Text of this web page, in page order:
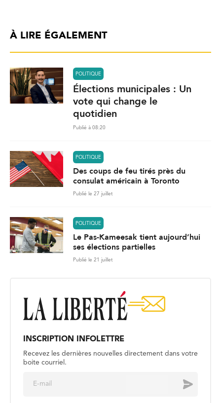
À LIRE ÉGALEMENT
POLITIQUE
Élections municipales : Un
vote qui change le
quotidien
Publié à 08:20
POLITIQUE
Des coups de feu tirés près du
consulat américain à Toronto
Publié le 27 juillet
POLITIQUE
Le Pas-Kameesak tient aujourd’hui
ses élections partielles
Publié le 21 juillet
INSCRIPTION INFOLETTRE
Recevez les dernières nouvelles directement dans votre
boite courriel.
Envoyer